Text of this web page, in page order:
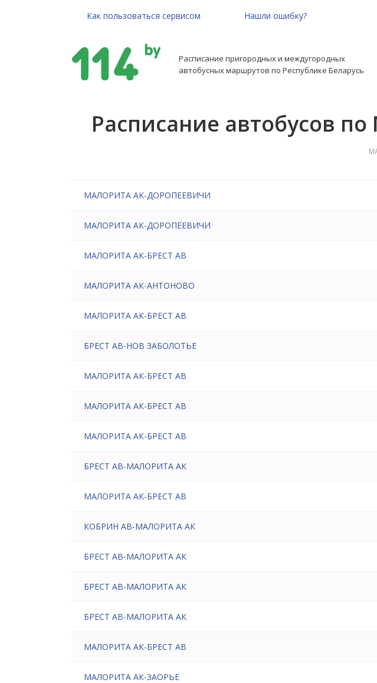
Как пользоваться сервисом Нашли ошибку?
Расписание пригородных и междугородных
автобусных маршрутов по Республике Беларусь
Расписание автобусов
МАЛОРИТА АК-ДОРОПЕЕВИЧИ
МАЛОРИТА АК-ДОРОПЕЕВИЧИ
МАЛОРИТА АК-БРЕСТ АВ
МАЛОРИТА АК-АНТОНОВО
МАЛОРИТА АК-БРЕСТ АВ
БРЕСТ АВ-НОВ ЗАБОЛОТЬЕ
МАЛОРИТА АК-БРЕСТ АВ
МАЛОРИТА АК-БРЕСТ АВ
МАЛОРИТА АК-БРЕСТ АВ
БРЕСТ АВ-МАЛОРИТА АК
МАЛОРИТА АК-БРЕСТ АВ
КОБРИН АВ-МАЛОРИТА АК
БРЕСТ АВ-МАЛОРИТА АК
БРЕСТ АВ-МАЛОРИТА АК
БРЕСТ АВ-МАЛОРИТА АК
МАЛОРИТА АК-БРЕСТ АВ
МАЛОРИТА АК-ЗАОРЬЕ